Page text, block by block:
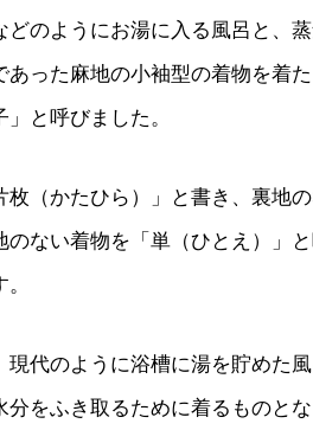
どのようにお湯に入る風呂と、
あった麻地の小袖型の着物を着
と呼びました。
（かたひら）」と書き、裏地
のない着物を「単（ひとえ）」
代のように浴槽に湯を貯めた
をふき取るために着るものとな